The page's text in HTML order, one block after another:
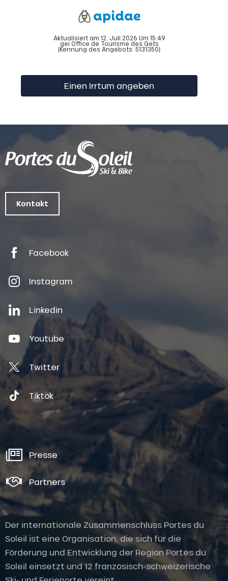
Aktualisiert am 12. Juli 2026 Um 15:49
gei Office de Tourisme des Gets
(Kennung des Angebots: 5131350)
Einen Irrtum angeben
Kontakt
Facebook
Instagram
Linkedin
Youtube
Twitter
Tiktok
Presse
Partners
Der internationale Zusammenschluss Portes du
Soleil ist eine Organisation, die sich für die
Förderung und Entwicklung der Region Portes du
Soleil einsetzt und 12 französisch-schweizerische